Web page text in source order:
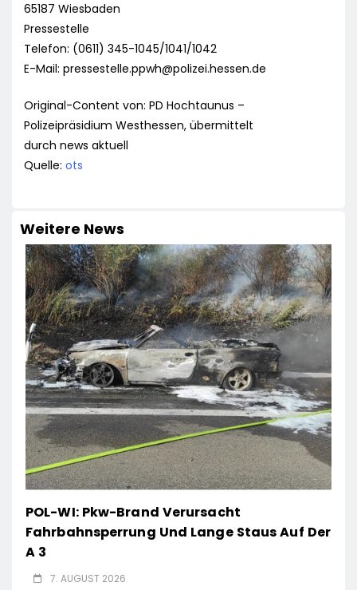
65187 Wiesbaden
Pressestelle
Telefon: (0611) 345-1045/1041/1042
E-Mail: pressestelle.ppwh@polizei.hessen.de
Original-Content von: PD Hochtaunus –
Polizeipräsidium Westhessen, übermittelt
durch news aktuell
Quelle: ots
Weitere News
POL-WI: Pkw-Brand Verursacht
Fahrbahnsperrung Und Lange Staus Auf Der
A 3
7. AUGUST 2026